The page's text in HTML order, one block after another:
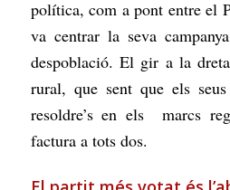
política, com a pont entre el
va centrar la seva
despoblació. El gir a la
rural, que sent que els
resoldre’s en els marcs
factura a tots dos.